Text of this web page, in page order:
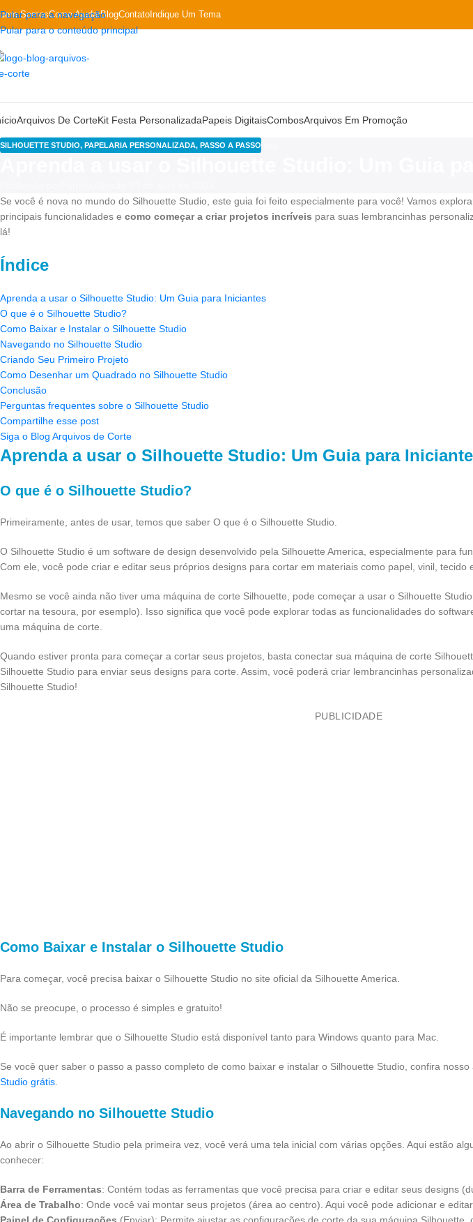
Pular para a navegação
Pular para o conteúdo principal
SomosComo AjudarBlogContato Indique Um Tema
Arquivos De CorteKit Festa PersonalizadaPapeis DigitaisCombosArquivos Em Promoção
SILHOUETTE STUDIO, PAPELARIA PERSONALIZADA, PASSO A PASSO
Se você é nova no mundo do Silhouette Studio, este guia foi feito especialmente para você! Vamos
principais funcionalidades e como começar a criar projetos incríveis para suas lembrancinhas
lá!
Índice
Aprenda a usar o Silhouette Studio: Um Guia para Iniciantes
O que é o Silhouette Studio?
Como Baixar e Instalar o Silhouette Studio
Navegando no Silhouette Studio
Criando Seu Primeiro Projeto
Como Desenhar um Quadrado no Silhouette Studio
Conclusão
Perguntas frequentes sobre o Silhouette Studio
Compartilhe esse post
Siga o Blog Arquivos de Corte
Aprenda a usar o Silhouette Studio: Um Guia para
O que é o Silhouette Studio?
Primeiramente, antes de usar, temos que saber O que é o Silhouette Studio.
O Silhouette Studio é um software de design desenvolvido pela Silhouette America, especialmente para
Com ele, você pode criar e editar seus próprios designs para cortar em materiais como papel, vinil, tecido
Mesmo se você ainda não tiver uma máquina de corte Silhouette, pode começar a usar o Silhouette
cortar na tesoura, por esemplo). Isso significa que você pode explorar todas as funcionalidades do
uma máquina de corte.
Quando estiver pronta para começar a cortar seus projetos, basta conectar sua máquina de corte
Silhouette Studio para enviar seus designs para corte. Assim, você poderá criar lembrancinhas
Silhouette Studio!
PUBLICIDADE
Como Baixar e Instalar o Silhouette Studio
Para começar, você precisa baixar o Silhouette Studio no site oficial da Silhouette America.
Não se preocupe, o processo é simples e gratuito!
É importante lembrar que o Silhouette Studio está disponível tanto para Windows quanto para Mac.
Se você quer saber o passo a passo completo de como baixar e instalar o Silhouette Studio, confira nosso
Studio grátis.
Navegando no Silhouette Studio
Ao abrir o Silhouette Studio pela primeira vez, você verá uma tela inicial com várias opções. Aqui estão
conhecer:
Barra de Ferramentas: Contém todas as ferramentas que você precisa para criar e editar seus designs
Área de Trabalho: Onde você vai montar seus projetos (área ao centro). Aqui você pode adicionar e